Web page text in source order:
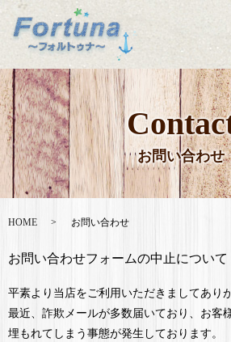
お問い合わせ
HOME お問い合わせ
お問い合わせフォームの中止について
平素より当店をご利用いただきましてあり
最近、詐欺メールが多数届いており、お客
埋もれてしまう事態が発生しております。